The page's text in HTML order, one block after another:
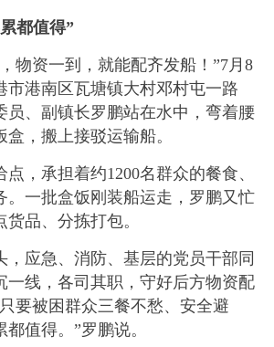
都值得”
资一到，就能配齐发船！”7月8
市港南区瓦塘镇大村邓村屯一路
员、副镇长罗鹏站在水中，弯着腰
，搬上接驳运输船。
承担着约1200名群众的餐食、
。一批盒饭刚装船运走，罗鹏又忙
品、分拣打包。
应急、消防、基层的党员干部同
一线，各司其职，守好后方物资配
要被困群众三餐不愁、安全避
值得。”罗鹏说。